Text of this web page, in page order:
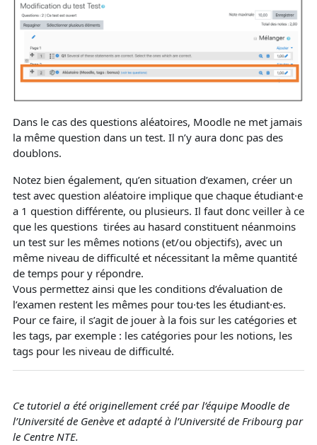
Dans le cas des questions aléatoires, Moodle ne met jamais
la même question dans un test. Il n’y aura donc pas des
doublons.
Notez bien également, qu’en situation d’examen, créer un
test avec question aléatoire implique que chaque étudiant·e
a 1 question différente, ou plusieurs. Il faut donc veiller à ce
que les questions tirées au hasard constituent néanmoins
un test sur les mêmes notions (et/ou objectifs), avec un
même niveau de difficulté et nécessitant la même quantité
de temps pour y répondre.
Vous permettez ainsi que les conditions d’évaluation de
l’examen restent les mêmes pour tou·tes les étudiant·es.
Pour ce faire, il s’agit de jouer à la fois sur les catégories et
les tags, par exemple : les catégories pour les notions, les
tags pour les niveau de difficulté.
Ce tutoriel a été originellement créé par l’équipe Moodle de
l’Université de Genève et adapté à l’Université de Fribourg par
le Centre NTE.